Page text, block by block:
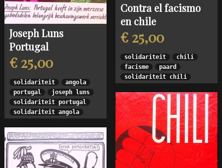
Joseph Luns
Portugal
€ 25,00
solidariteit
angola
portugal
joseph luns
solidariteit portugal
solidariteit angola
Contra el facismo
en chile
€ 25,00
solidariteit
chili
facisme
paard
solidariteit chili